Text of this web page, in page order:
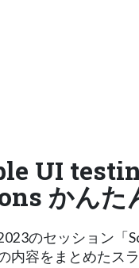
UI
かんた
のセッション「
内容をまとめたス